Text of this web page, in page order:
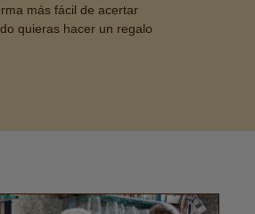
más fácil de acertar
quieras hacer un regalo